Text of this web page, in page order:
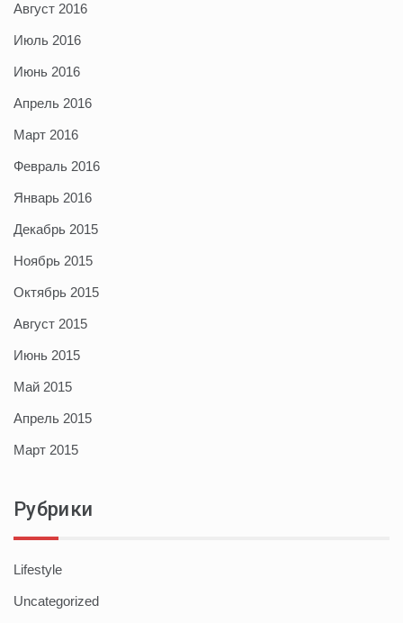
Август 2016
Июль 2016
Июнь 2016
Апрель 2016
Март 2016
Февраль 2016
Январь 2016
Декабрь 2015
Ноябрь 2015
Октябрь 2015
Август 2015
Июнь 2015
Май 2015
Апрель 2015
Март 2015
Рубрики
Lifestyle
Uncategorized